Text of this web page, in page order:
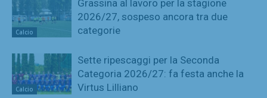
Calcio
Grassina al lavoro per la stagione
2026/27, sospeso ancora tra due
categorie
Calcio
Sette ripescaggi per la Seconda
Categoria 2026/27: fa festa anche la
Virtus Lilliano